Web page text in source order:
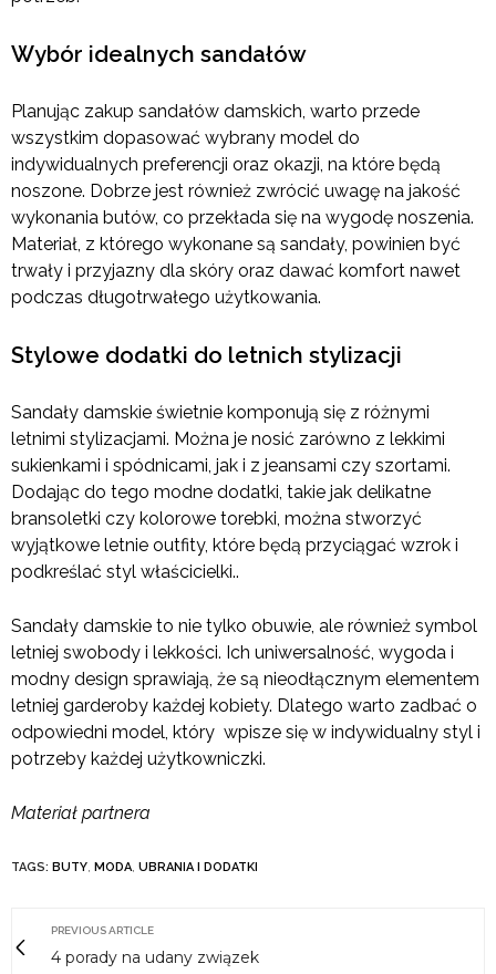
Wybór idealnych sandałów
Planując zakup sandałów damskich, warto przede
wszystkim dopasować wybrany model do
indywidualnych preferencji oraz okazji, na które będą
noszone. Dobrze jest również zwrócić uwagę na jakość
wykonania butów, co przekłada się na wygodę noszenia.
Materiał, z którego wykonane są sandały, powinien być
trwały i przyjazny dla skóry oraz dawać komfort nawet
podczas długotrwałego użytkowania.
Stylowe dodatki do letnich stylizacji
Sandały damskie świetnie komponują się z różnymi
letnimi stylizacjami. Można je nosić zarówno z lekkimi
sukienkami i spódnicami, jak i z jeansami czy szortami.
Dodając do tego modne dodatki, takie jak delikatne
bransoletki czy kolorowe torebki, można stworzyć
wyjątkowe letnie outfity, które będą przyciągać wzrok i
podkreślać styl właścicielki..
Sandały damskie to nie tylko obuwie, ale również symbol
letniej swobody i lekkości. Ich uniwersalność, wygoda i
modny design sprawiają, że są nieodłącznym elementem
letniej garderoby każdej kobiety. Dlatego warto zadbać o
odpowiedni model, który wpisze się w indywidualny styl i
potrzeby każdej użytkowniczki.
Materiał partnera
TAGS: BUTY, MODA, UBRANIA I DODATKI
PREVIOUS ARTICLE
4 porady na udany związek